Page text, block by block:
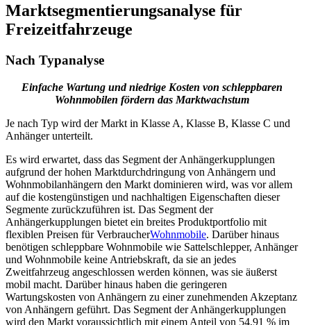
Marktsegmentierungsanalyse für
Freizeitfahrzeuge
Nach Typanalyse
Einfache Wartung und niedrige Kosten von schleppbaren
Wohnmobilen fördern das Marktwachstum
Je nach Typ wird der Markt in Klasse A, Klasse B, Klasse C und
Anhänger unterteilt.
Es wird erwartet, dass das Segment der Anhängerkupplungen
aufgrund der hohen Marktdurchdringung von Anhängern und
Wohnmobilanhängern den Markt dominieren wird, was vor allem
auf die kostengünstigen und nachhaltigen Eigenschaften dieser
Segmente zurückzuführen ist. Das Segment der
Anhängerkupplungen bietet ein breites Produktportfolio mit
flexiblen Preisen für VerbraucherWohnmobile. Darüber hinaus
benötigen schleppbare Wohnmobile wie Sattelschlepper, Anhänger
und Wohnmobile keine Antriebskraft, da sie an jedes
Zweitfahrzeug angeschlossen werden können, was sie äußerst
mobil macht. Darüber hinaus haben die geringeren
Wartungskosten von Anhängern zu einer zunehmenden Akzeptanz
von Anhängern geführt. Das Segment der Anhängerkupplungen
wird den Markt voraussichtlich mit einem Anteil von 54,91 % im